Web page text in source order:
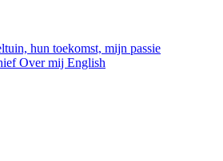
hun toekomst, mijn passie
Over mij English